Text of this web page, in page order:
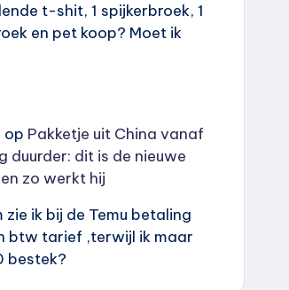
t-shit, 1 spijkerbroek, 1
en pet koop? Moet ik
op Pakketje uit China vanaf
duurder: dit is de nieuwe
zo werkt hij
zie ik bij de Temu betaling
btw tarief ,terwijl ik maar
bestek?